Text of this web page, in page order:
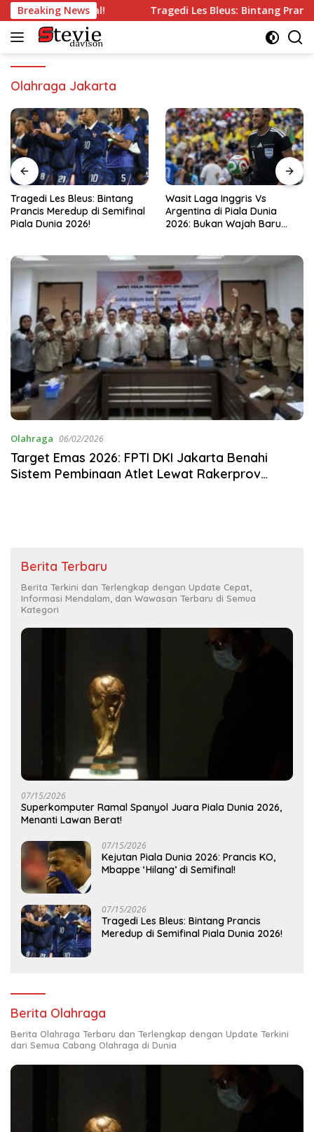
Langsung
ke
konten
Breaking News
di Semifinal! Tragedi Les Bleus: Bintang Prancis
Olahraga Jakarta
Les Bleus: Bintang
Meredup di Semifinal
Dunia 2026!
Wasit Laga Inggris Vs
Argentina di Piala Dunia
2026: Bukan Wajah Baru
Olahraga 06/02/2026
Target Emas 2026: FPTI DKI Jakarta Benahi
Sistem Pembinaan Atlet Lewat Rakerprov
Berita Terbaru
Berita Terkini dan Terlengkap dengan Update Cepat,
Informasi Mendalam, dan Wawasan Terbaru di Semua
Kategori
07/15/2026
Superkomputer Ramal Spanyol Juara Piala Dunia 2026,
Menanti Lawan Berat!
07/15/2026
Kejutan Piala Dunia 2026: Prancis KO,
Mbappe ‘Hilang’ di Semifinal!
07/15/2026
Tragedi Les Bleus: Bintang Prancis
Meredup di Semifinal Piala Dunia 2026!
Berita Olahraga
Berita Olahraga Terbaru dan Terlengkap dengan Update Terkini
dari Semua Cabang Olahraga di Dunia